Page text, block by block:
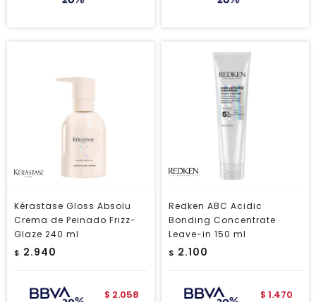
Kérastase Gloss Absolu
Crema de Peinado Frizz-
Glaze 240 ml
$ 2.940
$ 2.058
Redken ABC Acidic
Bonding Concentrate
Leave-in 150 ml
$ 2.100
$ 1.470